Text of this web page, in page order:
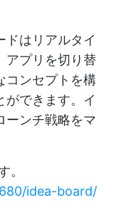
ドはリアルタイ
アプリを切り替
コンセプトを構
ができます。イ
ーンチ戦略をマ
。
idea-board/